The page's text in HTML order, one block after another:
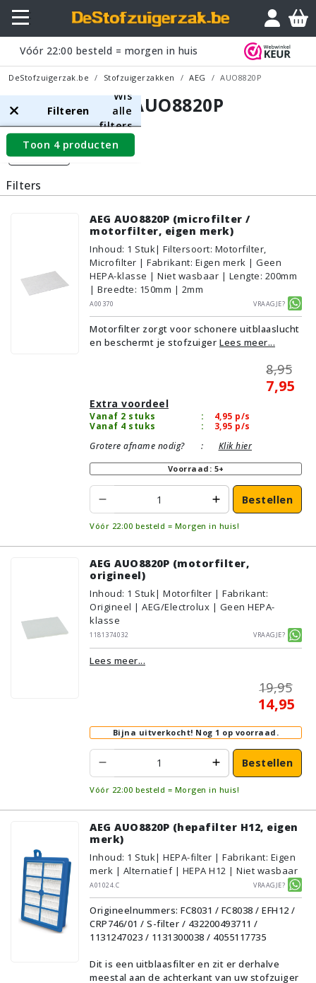
Vóór 22:00 besteld = morgen in huis
DeStofzuigerzak.be Stofzuigerzakken AEG AUO8820P
AEG AUO8820P
Filters
Filteren
Wis
alle
filters
Toon 4 producten
Filters
AEG AUO8820P (microfilter /
motorfilter, eigen merk)
Inhoud: 1 Stuk| Filtersoort: Motorfilter,
Microfilter | Fabrikant: Eigen merk | Geen
HEPA-klasse | Niet wasbaar | Lengte: 200mm
| Breedte: 150mm | 2mm
A00370
Vraagje?
Motorfilter zorgt voor schonere uitblaaslucht
en beschermt je stofzuiger Lees meer...
8,95
7,95
Extra voordeel
Vanaf 2 stuks : 4,95 p/s
Vanaf 4 stuks
: 3,95 p/s
Grotere afname nodig?
: Klik hier
Voorraad: 5+
Bestellen
Vóór 22:00 besteld = Morgen in huis!
AEG AUO8820P (motorfilter,
origineel)
Inhoud: 1 Stuk| Motorfilter | Fabrikant:
Origineel | AEG/Electrolux | Geen HEPA-
klasse
1181374032
Vraagje?
Lees meer...
19,95
14,95
Bijna uitverkocht! Nog 1 op voorraad.
Bestellen
Vóór 22:00 besteld = Morgen in huis!
AEG AUO8820P (hepafilter H12, eigen
merk)
Inhoud: 1 Stuk| HEPA-filter | Fabrikant: Eigen
merk | Alternatief | HEPA H12 | Niet wasbaar
A01024.C
Vraagje?
Origineelnummers: FC8031 / FC8038 / EFH12 /
CRP746/01 / S-filter / 432200493711 /
1131247023 / 1131300038 / 4055117735
Dit is een uitblaasfilter en zit er derhalve
meestal aan de achterkant van uw stofzuiger